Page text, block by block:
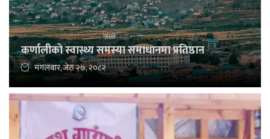
कर्णालीको स्वास्थ्य समस्या समाधानमा प्रतिष्ठान
मंगलबार, जेठ २७, २०८२